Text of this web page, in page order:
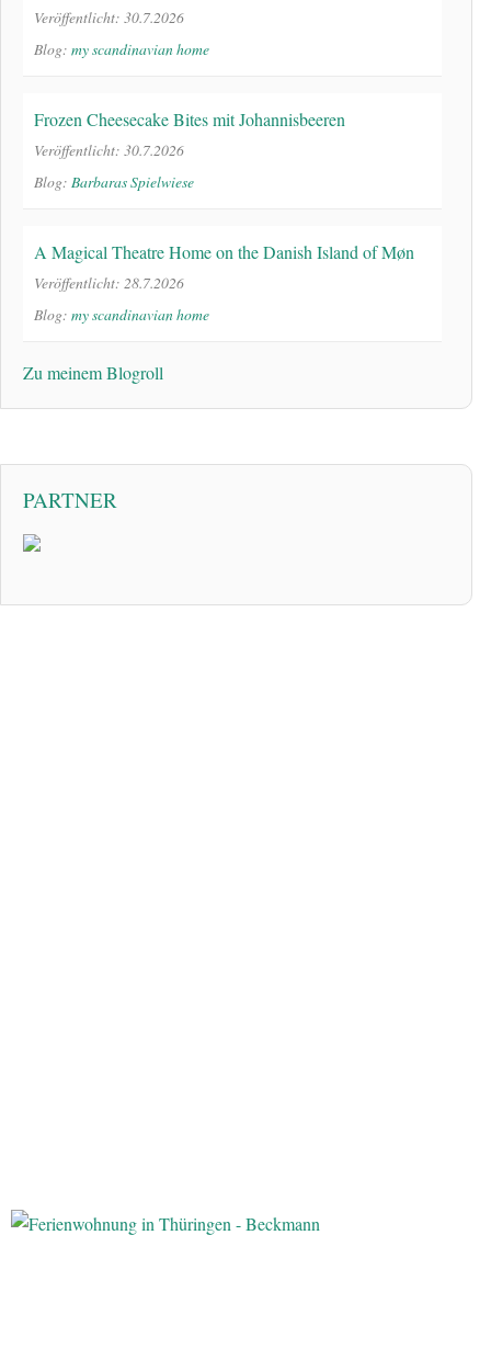
Veröffentlicht: 30.7.2026
Blog: my scandinavian home
Frozen Cheesecake Bites mit Johannisbeeren
Veröffentlicht: 30.7.2026
Blog: Barbaras Spielwiese
A Magical Theatre Home on the Danish Island of Møn
Veröffentlicht: 28.7.2026
Blog: my scandinavian home
Zu meinem Blogroll
PARTNER